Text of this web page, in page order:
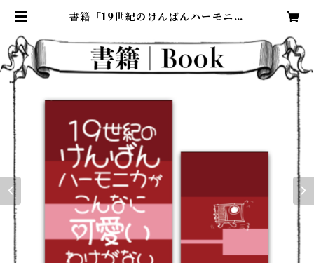
書籍「19世紀のけんばんハーモニカ
限定版 | ピアノニマルシェ | 鍵盤ハ
ーモニカのヘンテコグッズ、取り揃
え。